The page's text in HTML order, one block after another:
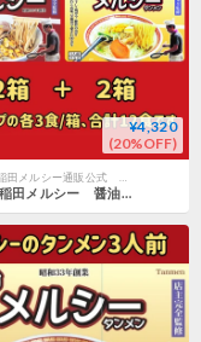
¥4,320
(20%OFF)
早稲田メルシー通販公式 GENSHO
早稲田メルシー 醤油ラーメンとタンメン各２箱